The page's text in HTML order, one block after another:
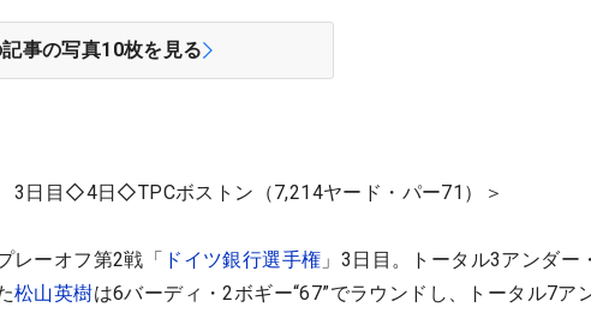
事の写真10枚を見る
3日目◇4日◇TPCボストン（7,214ヤード・パー71）＞
レーオフ第2戦「 ドイツ銀行選手権 」3日目。トータル3アンダー
松山英樹は6バーディ・2ボギー“67”でラウンドし、トータル7ア